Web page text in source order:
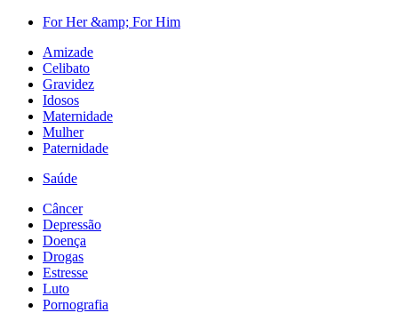
For Her &amp; For Him
Amizade
Celibato
Gravidez
Idosos
Maternidade
Mulher
Paternidade
Saúde
Câncer
Depressão
Doença
Drogas
Estresse
Luto
Pornografia